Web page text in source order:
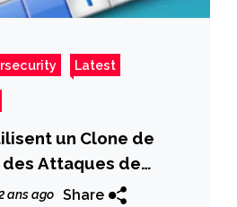
Latest
un Clone de
Attaques de
ans ago Share